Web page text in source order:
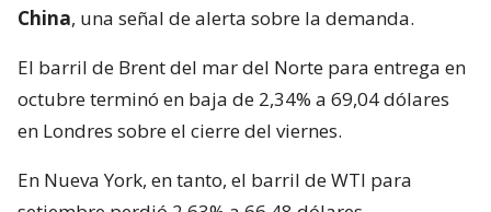
China, una señal de alerta sobre la demanda.
El barril de Brent del mar del Norte para entrega en
octubre terminó en baja de 2,34% a 69,04 dólares
en Londres sobre el cierre del viernes.
En Nueva York, en tanto, el barril de WTI para